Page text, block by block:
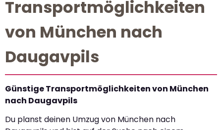
Transportmöglichkeiten
von München nach
Daugavpils
Günstige Transportmöglichkeiten von München
nach Daugavpils
Du planst deinen Umzug von München nach